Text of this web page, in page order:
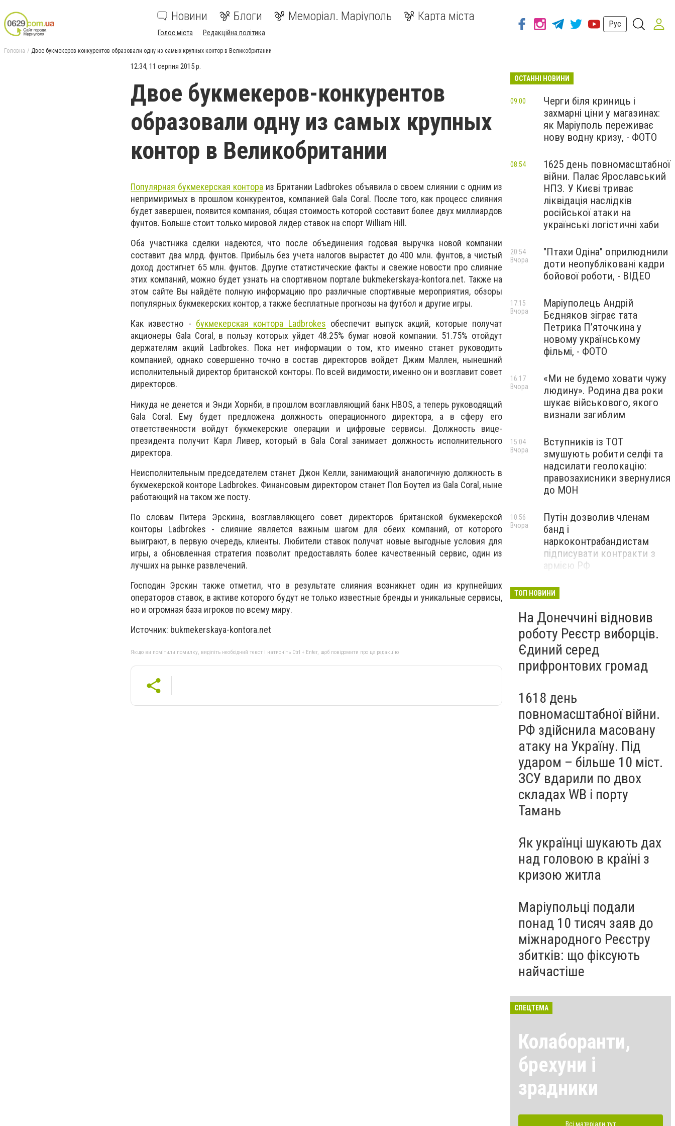
Новини Блоги Меморіал. Маріуполь Карта міста
Голос міста Редакційна політика
Рус
Головна Двое букмекеров-конкурентов образовали одну из самых крупных контор в Великобритании
12:34, 11 серпня 2015 р.
Двое букмекеров-конкурентов
образовали одну из самых крупных
контор в Великобритании
Популярная букмекерская контора из Британии Ladbrokes объявила о своем слиянии с одним из
непримиримых в прошлом конкурентов, компанией Gala Coral. После того, как процесс слияния
будет завершен, появится компания, общая стоимость которой составит более двух миллиардов
фунтов. Больше стоит только мировой лидер ставок на спорт William Hill.
Оба участника сделки надеются, что после объединения годовая выручка новой компании
составит два млрд. фунтов. Прибыль без учета налогов вырастет до 400 млн. фунтов, а чистый
доход достигнет 65 млн. фунтов. Другие статистические факты и свежие новости про слияние
этих компаний, можно будет узнать на спортивном портале bukmekerskaya-kontora.net. Также на
этом сайте Вы найдёте полную информацию про различные спортивные мероприятия, обзоры
популярных букмекерских контор, а также бесплатные прогнозы на футбол и другие игры.
Как известно - букмекерская контора Ladbrokes обеспечит выпуск акций, которые получат
акционеры Gala Coral, в пользу которых уйдет 48.25% бумаг новой компании. 51.75% отойдут
держателям акций Ladbrokes. Пока нет информации о том, кто именно станет руководить
компанией, однако совершенно точно в состав директоров войдет Джим Маллен, нынешний
исполнительный директор британской конторы. По всей видимости, именно он и возглавит совет
директоров.
Никуда не денется и Энди Хорнби, в прошлом возглавляющий банк HBOS, а теперь руководящий
Gala Coral. Ему будет предложена должность операционного директора, а в сферу его
ответственности войдут букмекерские операции и цифровые сервисы. Должность вице-
президента получит Карл Ливер, который в Gala Coral занимает должность исполнительного
директора.
Неисполнительным председателем станет Джон Келли, занимающий аналогичную должность в
букмекерской конторе Ladbrokes. Финансовым директором станет Пол Боутел из Gala Coral, ныне
работающий на таком же посту.
По словам Питера Эрскина, возглавляющего совет директоров британской букмекерской
конторы Ladbrokes - слияние является важным шагом для обеих компаний, от которого
выиграют, в первую очередь, клиенты. Любители ставок получат новые выгодные условия для
игры, а обновленная стратегия позволит предоставлять более качественный сервис, один из
лучших на рынке развлечений.
Господин Эрскин также отметил, что в результате слияния возникнет один из крупнейших
операторов ставок, в активе которого будут не только известные бренды и уникальные сервисы,
но и огромная база игроков по всему миру.
Источник: bukmekerskaya-kontora.net
Якщо ви помітили помилку, виділіть необхідний текст і натисніть Ctrl + Enter, щоб повідомити про це редакцію
ОСТАННІ НОВИНИ
Черги біля криниць і
захмарні ціни у магазинах:
як Маріуполь переживає
нову водну кризу, - ФОТО
09:00
1625 день повномасштабної
війни. Палає Ярославський
НПЗ. У Києві триває
ліквідація наслідків
російської атаки на
українські логістичні хаби
08:54
"Птахи Одіна" оприлюднили
доти неопубліковані кадри
бойової роботи, - ВІДЕО
20:54
Вчора
Маріуполець Андрій
Бєдняков зіграє тата
Петрика П’яточкина у
новому українському
фільмі, - ФОТО
17:15
Вчора
«Ми не будемо ховати чужу
людину». Родина два роки
шукає військового, якого
визнали загиблим
16:17
Вчора
Вступників із ТОТ
змушують робити селфі та
надсилати геолокацію:
правозахисники звернулися
до МОН
15:04
Вчора
Путін дозволив членам
банд і
наркоконтрабандистам
підписувати контракти з
армією РФ
10:56
Вчора
Від тих, хто зберігає історію
залишили послання
окупантам, - ФОТО
09:43
Вчора
ТОП НОВИНИ
На Донеччині відновив
роботу Реєстр виборців.
Єдиний серед
прифронтових громад
1618 день
повномасштабної війни.
РФ здійснила масовану
атаку на Україну. Під
ударом – більше 10 міст.
ЗСУ вдарили по двох
складах WB і порту
Тамань
Як українці шукають дах
над головою в країні з
кризою житла
Маріупольці подали
понад 10 тисяч заяв до
міжнародного Реєстру
збитків: що фіксують
найчастіше
СПЕЦТЕМА
Колаборанти,
брехуни і
зрадники
Всі матеріали тут